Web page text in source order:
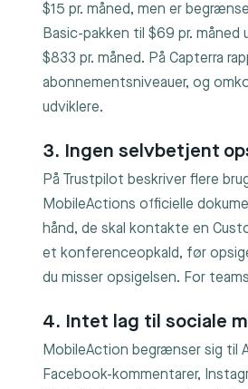
$15 pr. måned, men er
Basic-pakken til $69 pr.
$833 pr. måned. På Capterra
abonnementsniveauer, og
udviklere.
3. Ingen selvbetjent
På Trustpilot beskriver flere
MobileActions officielle
hånd, de skal kontakte en
et konferenceopkald, før
du misser opsigelsen. For
4. Intet lag til sociale
MobileAction begrænser sig til
Facebook-kommentarer,